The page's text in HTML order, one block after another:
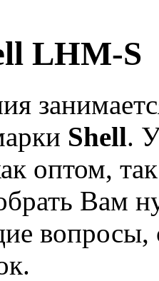
LHM-S
Shell.
оптом,
Вам
вопросы,